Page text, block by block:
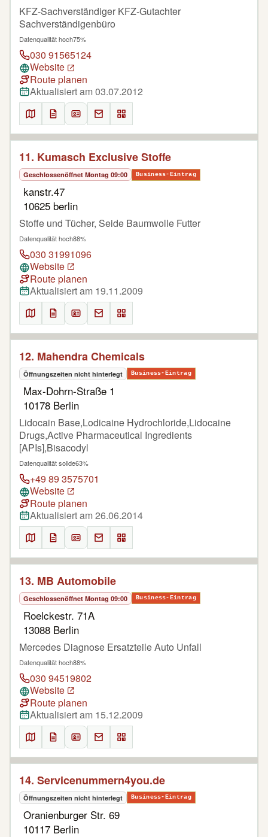
KFZ-Sachverständiger KFZ-Gutachter
Sachverständigenbüro
Datenqualität hoch75%
030 91565124
Website
Route planen
Aktualisiert am 03.07.2012
11. Kumasch Exclusive Stoffe
Geschlossenöffnet Montag 09:00 Business-Eintrag
kanstr.47
10625 berlin
Stoffe und Tücher, Seide Baumwolle Futter
Datenqualität hoch88%
030 31991096
Website
Route planen
Aktualisiert am 19.11.2009
12. Mahendra Chemicals
Öffnungszeiten nicht hinterlegt Business-Eintrag
Max-Dohrn-Straße 1
10178 Berlin
Lidocain Base,Lodicaine Hydrochloride,Lidocaine
Drugs,Active Pharmaceutical Ingredients
[APIs],Bisacodyl
Datenqualität solide63%
+49 89 3575701
Website
Route planen
Aktualisiert am 26.06.2014
13. MB Automobile
Geschlossenöffnet Montag 09:00 Business-Eintrag
Roelckestr. 71A
13088 Berlin
Mercedes Diagnose Ersatzteile Auto Unfall
Datenqualität hoch88%
030 94519802
Website
Route planen
Aktualisiert am 15.12.2009
14. Servicenummern4you.de
Öffnungszeiten nicht hinterlegt Business-Eintrag
Oranienburger Str. 69
10117 Berlin